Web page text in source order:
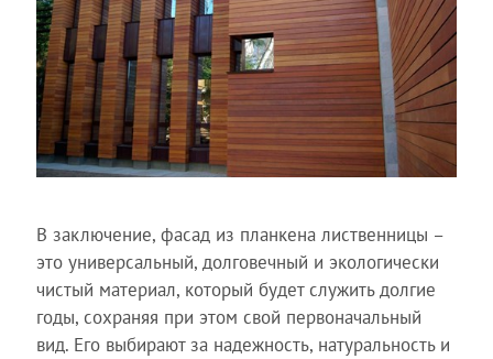
В заключение, фасад из планкена лиственницы –
это универсальный, долговечный и экологически
чистый материал, который будет служить долгие
годы, сохраняя при этом свой первоначальный
вид. Его выбирают за надежность, натуральность и